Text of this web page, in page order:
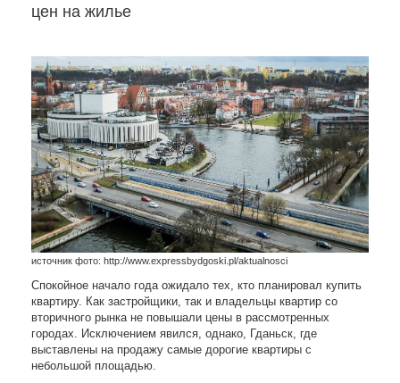
цен на жилье
источник фото: http://www.expressbydgoski.pl/aktualnosci
Спокойное начало года ожидало тех, кто планировал купить
квартиру. Как застройщики, так и владельцы квартир со
вторичного рынка не повышали цены в рассмотренных
городах. Исключением явился, однако, Гданьск, где
выставлены на продажу самые дорогие квартиры с
небольшой площадью.